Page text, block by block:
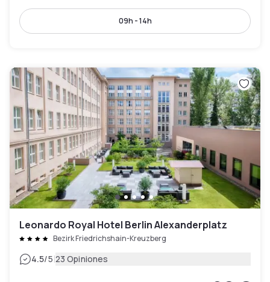
09h - 14h
Leonardo Royal Hotel Berlin Alexanderplatz
Bezirk Friedrichshain-Kreuzberg
4.5/5|23 Opiniones